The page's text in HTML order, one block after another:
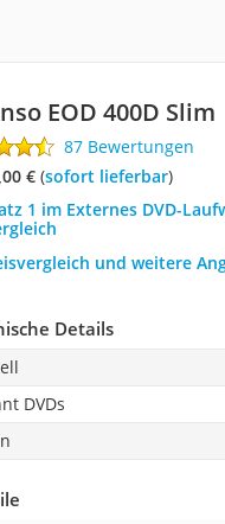
EOD 400D Slim
87 Bewertungen
€( Sofort lieferbar)
1 im Externes DVD-
und weitere
Details
DVDs